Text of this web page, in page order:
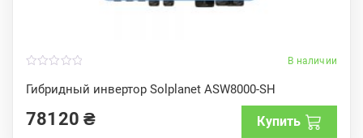
В наличии
Гибридный инвертор Solplanet ASW8000-SH
o
u
o
f
78120₴ Купить